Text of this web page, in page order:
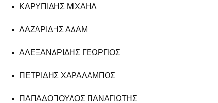
ΚΑΡΥΠΙΔΗΣ ΜΙΧΑΗΛ
ΛΑΖΑΡΙΔΗΣ ΑΔΑΜ
ΑΛΕΞΑΝΔΡΙΔΗΣ ΓΕΩΡΓΙΟΣ
ΠΕΤΡΙΔΗΣ ΧΑΡΑΛΑΜΠΟΣ
ΠΑΠΑΔΟΠΟΥΛΟΣ ΠΑΝΑΓΙΩΤΗΣ